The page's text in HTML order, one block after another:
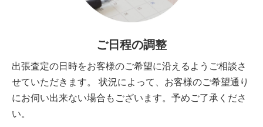
ご日程の調整
出張査定の日時をお客様のご希望に沿えるようご相談さ
せていただきます。 状況によって、お客様のご希望通り
にお伺い出来ない場合もございます。予めご了承くださ
い。